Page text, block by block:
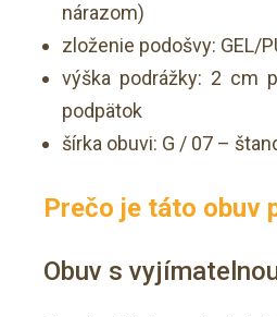
nárazom)
zloženie podošvy: GEL/
výška podrážky: 2 cm
podpätok
šírka obuvi: G / 07 –
Prečo je táto obuv
Obuv s